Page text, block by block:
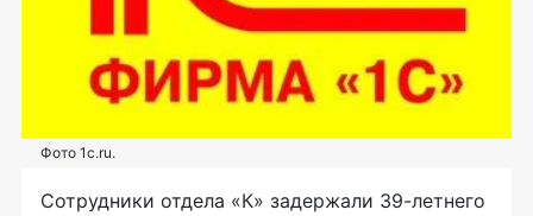
Фото 1c.ru.
Сотрудники отдела «К» задержали 39-летнего